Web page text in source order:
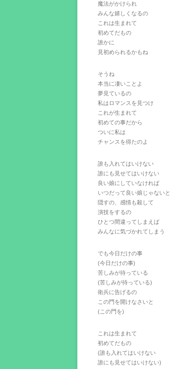
魔法がかけられ
みんな嬉しくなるの
これは生まれて
初めてだもの
誰かに
見初められるかもね
そうね
本当に凄いことよ
夢見ているの
私はロマンスを見つけ
これが生まれて
初めての事だから
ついに私は
チャンスを得たのよ
誰も入れてはいけない
誰にも見せてはいけない
良い娘にしていなければ
いつだって良い娘じゃないと
隠すの、感情も殺して
演技をするの
ひとつ間違ってしまえば
みんなに気づかれてしまう
でも今日だけの事
(今日だけの事)
苦しみが待っている
(苦しみが待っている)
衛兵に告げるの
この門を開けなさいと
(この門を)
これは生まれて
初めてだもの
(誰も入れてはいけない
誰にも見せてはいけない)